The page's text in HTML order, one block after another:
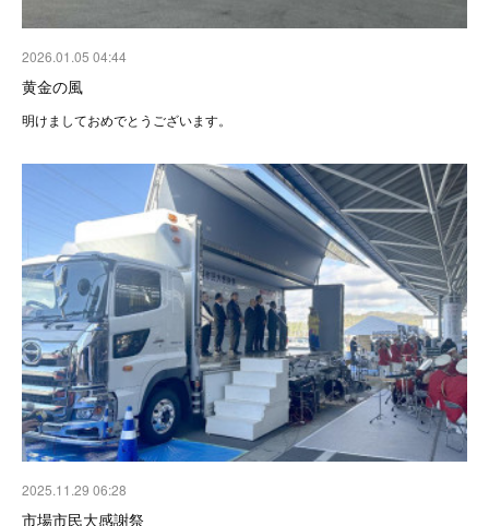
2026.01.05 04:44
黄金の風
明けましておめでとうございます。
2025.11.29 06:28
市場市民大感謝祭